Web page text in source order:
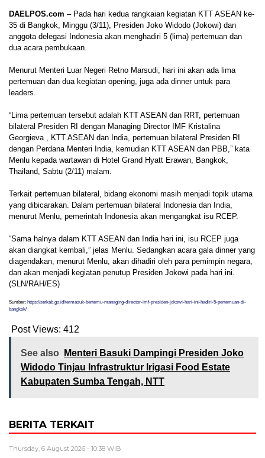
DAELPOS.com – Pada hari kedua rangkaian kegiatan KTT ASEAN ke-
35 di Bangkok, Minggu (3/11), Presiden Joko Widodo (Jokowi) dan
anggota delegasi Indonesia akan menghadiri 5 (lima) pertemuan dan
dua acara pembukaan.
Menurut Menteri Luar Negeri Retno Marsudi, hari ini akan ada lima
pertemuan dan dua kegiatan opening, juga ada dinner untuk para
leaders.
“Lima pertemuan tersebut adalah KTT ASEAN dan RRT, pertemuan
bilateral Presiden RI dengan Managing Director IMF Kristalina
Georgieva , KTT ASEAN dan India, pertemuan bilateral Presiden RI
dengan Perdana Menteri India, kemudian KTT ASEAN dan PBB,” kata
Menlu kepada wartawan di Hotel Grand Hyatt Erawan, Bangkok,
Thailand, Sabtu (2/11) malam.
Terkait pertemuan bilateral, bidang ekonomi masih menjadi topik utama
yang dibicarakan. Dalam pertemuan bilateral Indonesia dan India,
menurut Menlu, pemerintah Indonesia akan mengangkat isu RCEP.
“Sama halnya dalam KTT ASEAN dan India hari ini, isu RCEP juga
akan diangkat kembali,” jelas Menlu. Sedangkan acara gala dinner yang
diagendakan, menurut Menlu, akan dihadiri oleh para pemimpin negara,
dan akan menjadi kegiatan penutup Presiden Jokowi pada hari ini.
(SLN/RAH/ES)
Sumber: https://setkab.go.id/termasuk-bertemu-managing-director-imf-presiden-jokowi-hari-ini-hadiri-5-pertemuan-di-
bangkok/
Post Views: 412
See also
Menteri Basuki Dampingi Presiden Joko
Widodo Tinjau Infrastruktur Irigasi Food Estate
Kabupaten Sumba Tengah, NTT
BERITA TERKAIT
Thursday, 6 August 2026 - 10:38 WIB